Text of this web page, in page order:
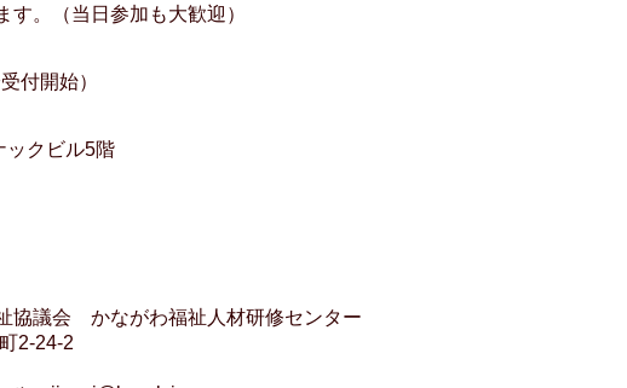
。（当日参加も大歓迎）
開始）
クビル5階
協議会 かながわ福祉人材研修センター
2-24-2